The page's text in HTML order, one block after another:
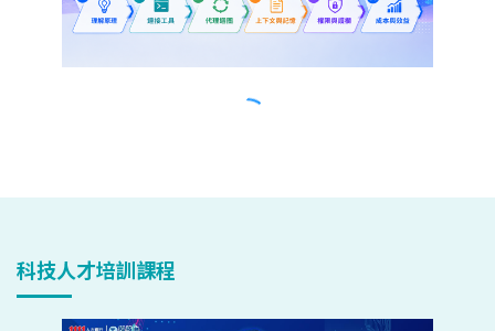
科技人才培訓課程